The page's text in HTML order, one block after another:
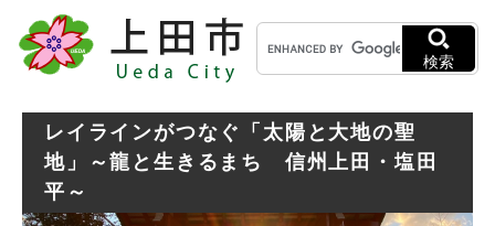
メニューを飛ばして本文へ
キ
ー
ワ
ド
索
検索
レイラインがつなぐ「太陽と大地の聖
地」～龍と生きるまち 信州上田・塩田
平～